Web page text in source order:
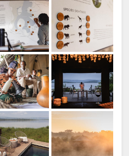
Wilderness
Wilderness